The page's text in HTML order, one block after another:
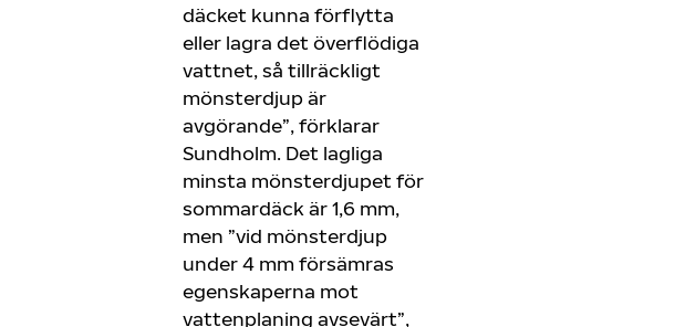
däcket kunna förflytta
eller lagra det överflödiga
vattnet, så tillräckligt
mönsterdjup är
avgörande”, förklarar
Sundholm. Det lagliga
minsta mönsterdjupet för
sommardäck är 1,6 mm,
men ”vid mönsterdjup
under 4 mm försämras
egenskaperna mot
vattenplaning avsevärt”,